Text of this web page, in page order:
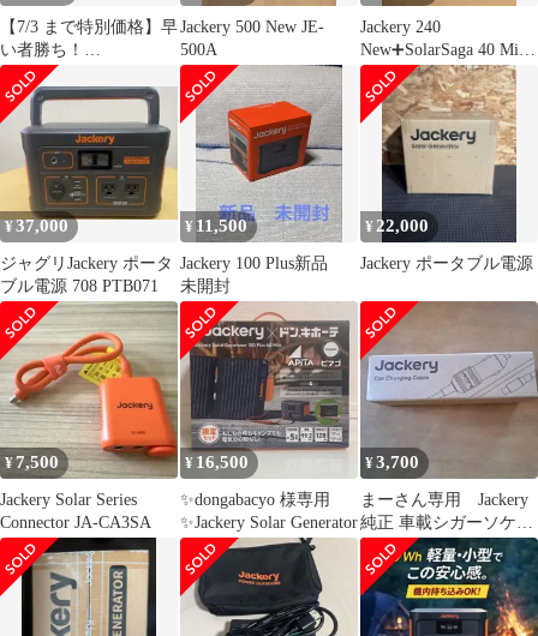
【7/3 まで特別価格】早
い者勝ち！
Jackery1000new ポタ電
Jackery 500 New JE-
500A
Jackery 240
New➕SolarSaga 40 Mini
ジャクリ
¥37,000
ジャグリJackery ポータ
ブル電源 708 PTB071
¥ 11,500
Jackery 100 Plus新品
未開封
¥ 22,000
Jackery ポータブル電源
¥7,500
Jackery Solar Series
Connector JA-CA3SA
¥ 16,500
✨dongabacyo 様専用
✨Jackery Solar Generator
¥3,700
まーさん専用 Jackery
純正 車載シガーソケッ
ト充電ケーブル